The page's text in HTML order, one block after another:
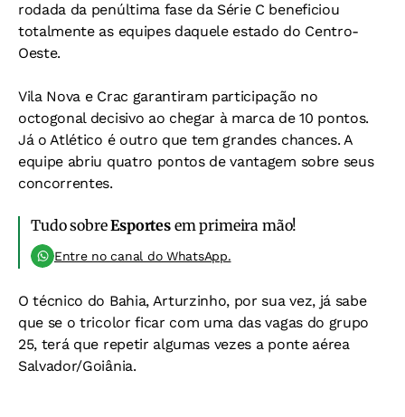
rodada da penúltima fase da Série C beneficiou
totalmente as equipes daquele estado do Centro-
Oeste.
Vila Nova e Crac garantiram participação no
octogonal decisivo ao chegar à marca de 10 pontos.
Já o Atlético é outro que tem grandes chances. A
equipe abriu quatro pontos de vantagem sobre seus
concorrentes.
Tudo sobreEsportesem primeira mão!
Entre no canal do WhatsApp.
O técnico do Bahia, Arturzinho, por sua vez, já sabe
que se o tricolor ficar com uma das vagas do grupo
25, terá que repetir algumas vezes a ponte aérea
Salvador/Goiânia.